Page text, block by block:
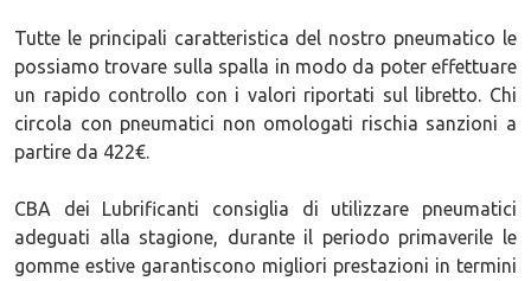
Tutte le principali caratteristica del nostro pneumatico le
possiamo trovare sulla spalla in modo da poter effettuare
un rapido controllo con i valori riportati sul libretto. Chi
circola con pneumatici non omologati rischia sanzioni a
partire da 422€.
CBA dei Lubrificanti consiglia di utilizzare pneumatici
adeguati alla stagione, durante il periodo primaverile le
gomme estive garantiscono migliori prestazioni in termini